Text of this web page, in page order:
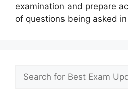
examination and prepare
of questions being asked